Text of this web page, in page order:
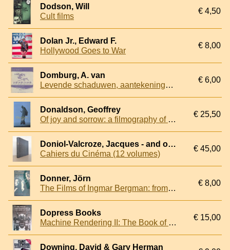
Dodson, Will
Cult films
€ 4,50
Dolan Jr., Edward F.
Hollywood Goes to War
€ 8,00
Domburg, A. van
Levende schaduwen, aantekeningen over film
€ 6,00
Donaldson, Geoffrey
Of joy and sorrow: a filmography of Dutch silent fiction
€ 25,50
Doniol-Valcroze, Jacques - and others
Cahiers du Cinéma (12 volumes)
€ 45,00
Donner, Jörn
The Films of Ingmar Bergman: from Torment to All These Women
€ 8,00
Dopress Books
Machine Rendering II: The Book of Iron
€ 15,00
Downing, David & Gary Herman